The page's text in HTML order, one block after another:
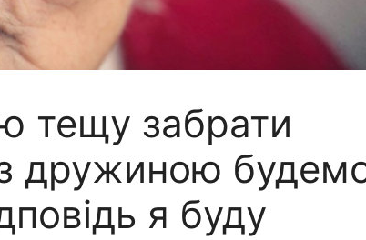
тещу забрати
дружиною
я буду